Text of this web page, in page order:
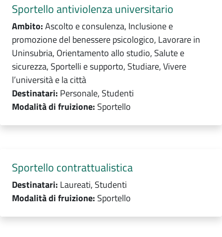
Sportello antiviolenza universitario
Ambito:Ascolto e consulenza, Inclusione e
promozione del benessere psicologico, Lavorare in
Uninsubria, Orientamento allo studio, Salute e
sicurezza, Sportelli e supporto, Studiare, Vivere
l’università e la città
Destinatari: Personale, Studenti
Modalità di fruizione: Sportello
Sportello contrattualistica
Destinatari: Laureati, Studenti
Modalità di fruizione: Sportello